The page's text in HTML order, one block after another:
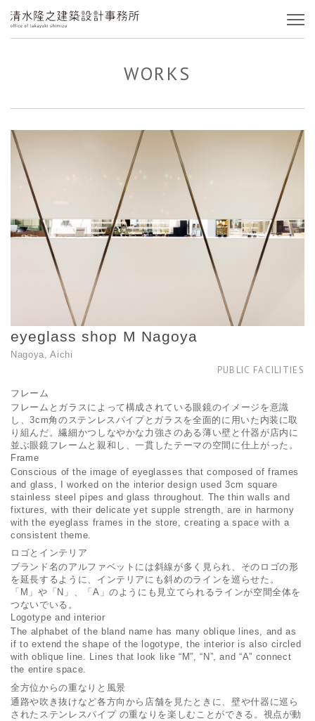
WORKS
eyeglass shop M Nagoya
Nagoya, Aichi
PUBLIC FACILITIES
フレーム
フレームとガラスによって構成されている眼鏡のイメージを意識
し、3cm角のステンレスパイプとガラスを全面的に用いた内装に取
り組んだ。繊細かつしなやかな力強さのある薄い壁と什器が店内に
並ぶ眼鏡フレームと親和し、一貫したテーマの空間に仕上がった。
Frame
Conscious of the image of eyeglasses that composed of frames
and glass, I worked on the interior design used 3cm square
stainless steel pipes and glass throughout. The thin walls and
fixtures, with their delicate yet supple strength, are in harmony
with the eyeglass frames in the store, creating a space with a
consistent theme.
ロゴとインテリア
ブランド名のアルファベットには斜線が多く見られ、そのロゴの形
を延長するように、インテリアにも斜めのラインを巡らせた。
「M」や「N」、「A」のようにも見立てられるラインが空間全体を
つないでいる。
Logotype and interior
The alphabet of the bland name has many oblique lines, and as
if to extend the shape of the logotype, the interior is also circled
with oblique line. Lines that look like “M”, “N”, and “A” connect
the entire space.
全方位からの重なりと風景
通路や吹き抜けなど各方向から店舗を見たときに、壁や什器に巡ら
されたステンレスパイプ の重なりを楽しむことができる。視点が動